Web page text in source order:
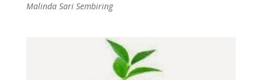
Malinda Sari Sembiring